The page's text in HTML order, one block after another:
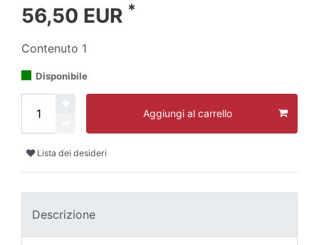
56,50 EUR *
Contenuto 1
Disponibile
Aggiungi al carrello
Lista dei desideri
Descrizione